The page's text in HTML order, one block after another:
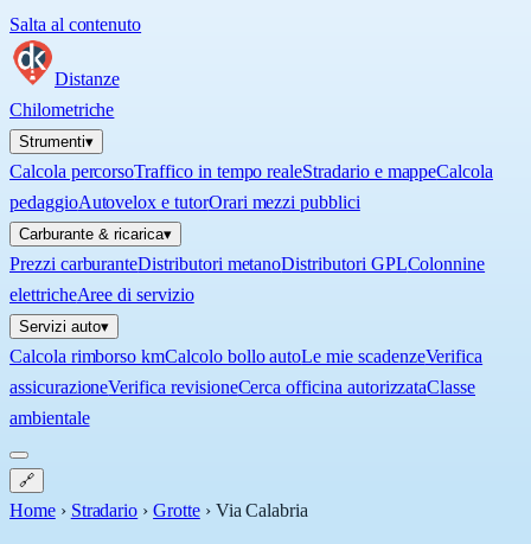
Salta al contenuto
Distanze
Chilometriche
Strumenti▾
Calcola percorsoTraffico in tempo realeStradario e mappeCalcola
pedaggioAutovelox e tutorOrari mezzi pubblici
Carburante & ricarica▾
Prezzi carburanteDistributori metanoDistributori GPLColonnine
elettricheAree di servizio
Servizi auto▾
Calcola rimborso kmCalcolo bollo autoLe mie scadenzeVerifica
assicurazioneVerifica revisioneCerca officina autorizzataClasse
ambientale
🔗
Home › Stradario › Grotte › Via Calabria